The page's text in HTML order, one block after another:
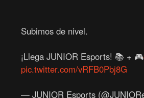
pic.twitter.com/vRFB0Pbj8G